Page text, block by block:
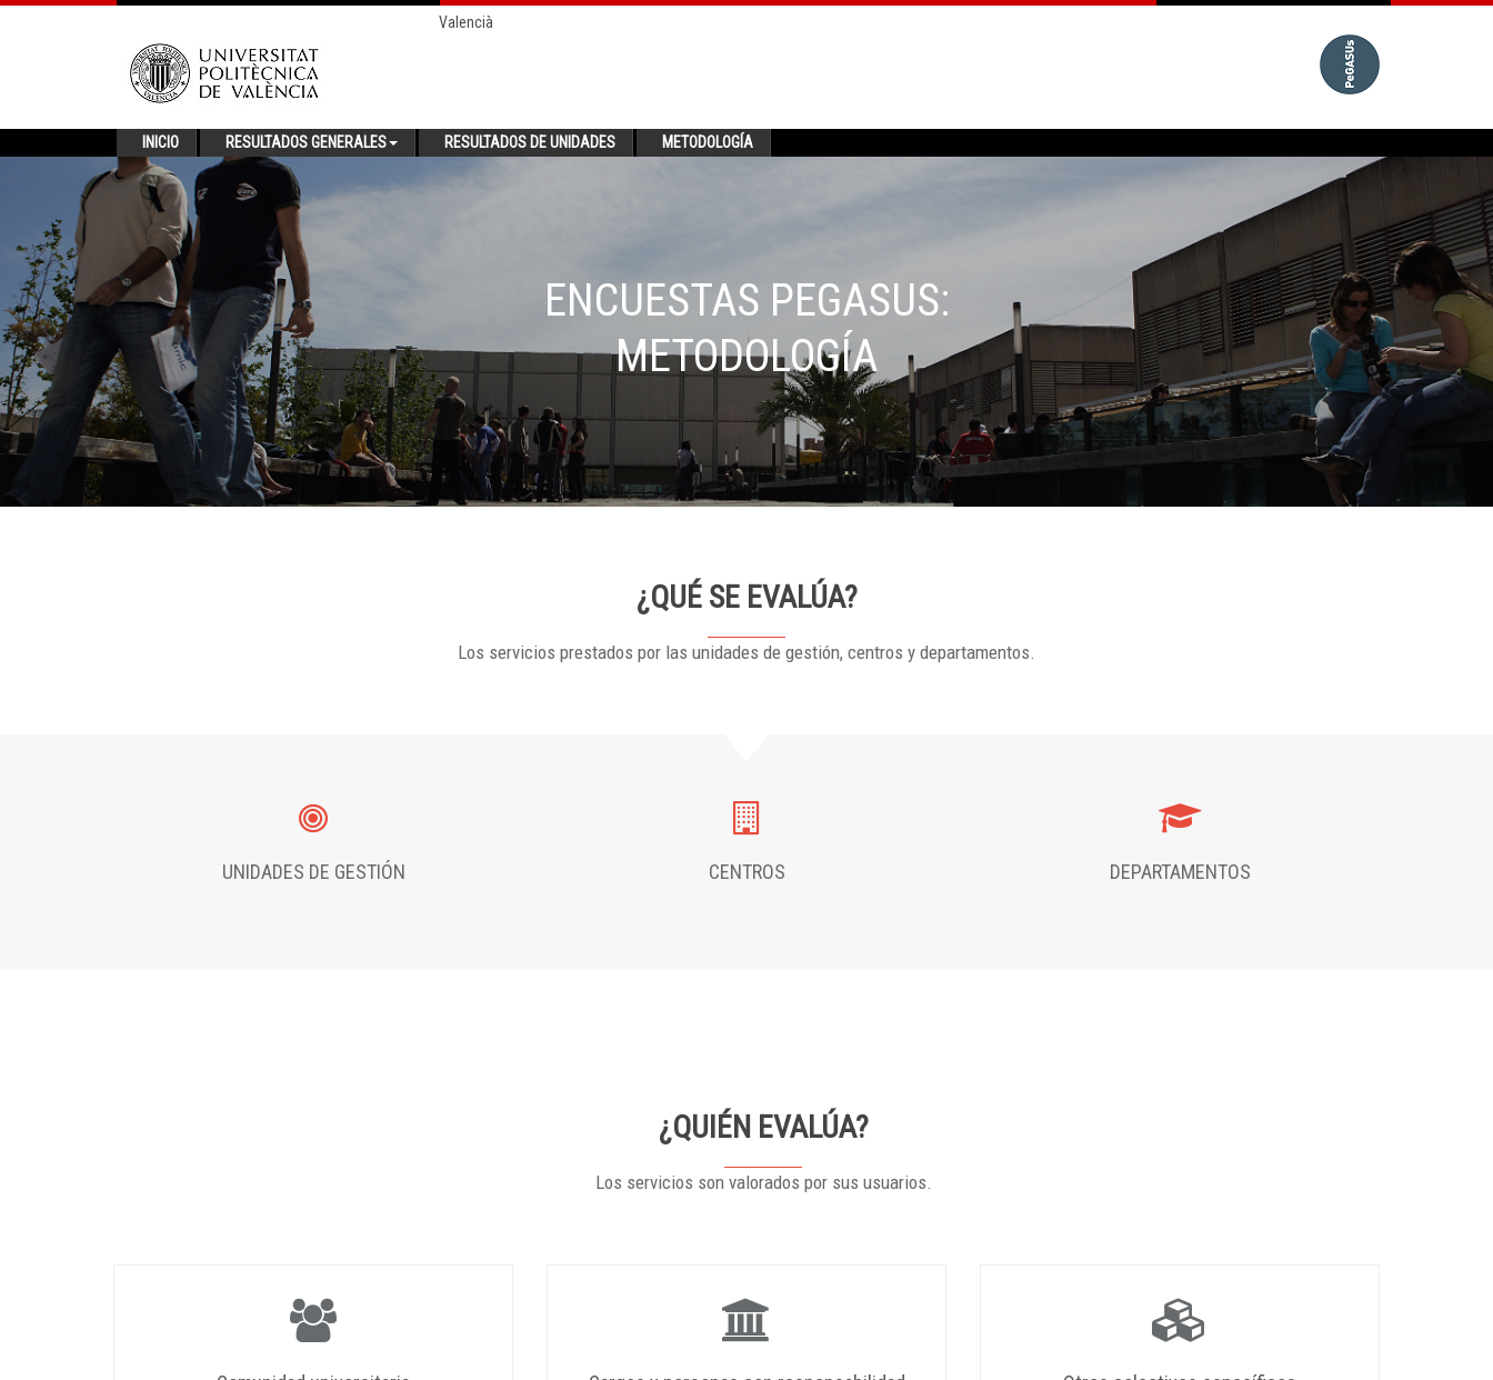
Valencià
INICIO RESULTADOS GENERALES RESULTADOS DE UNIDADES METODOLOGÍA
ENCUESTAS PEGASUS:
METODOLOGÍA
¿QUÉ SE EVALÚA?
Los servicios prestados por las unidades de gestión, centros y departamentos.
UNIDADES DE GESTIÓN CENTROS DEPARTAMENTOS
¿QUIÉN EVALÚA?
Los servicios son valorados por sus usuarios.